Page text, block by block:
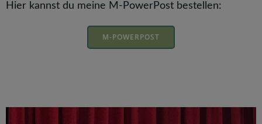
Hier kannst du meine M-PowerPost bestellen:
M-POWERPOST